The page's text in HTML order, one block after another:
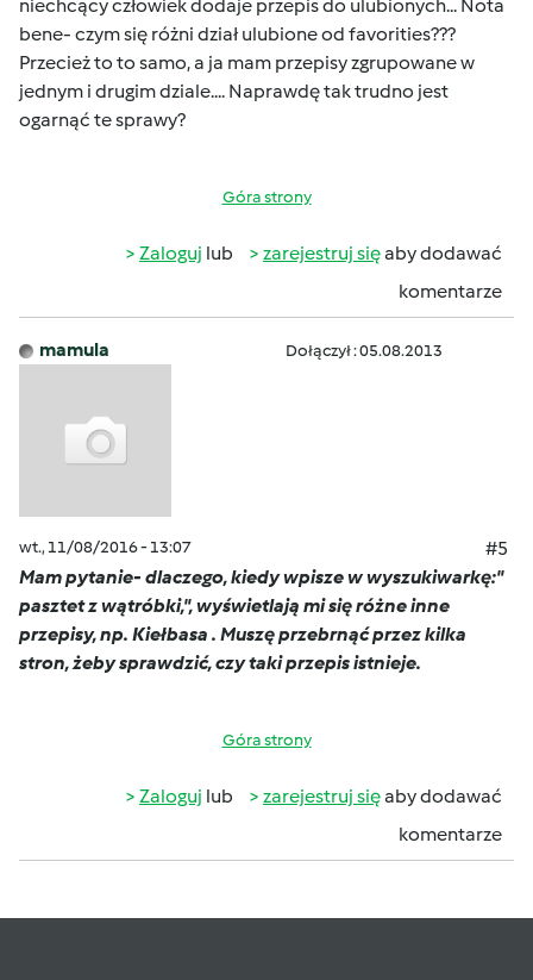
niechcący człowiek dodaje przepis do ulubionych... Nota
bene- czym się różni dział ulubione od favorities???
Przecież to to samo, a ja mam przepisy zgrupowane w
jednym i drugim dziale.... Naprawdę tak trudno jest
ogarnąć te sprawy?
Góra strony
Zaloguj lub zarejestruj sięaby dodawać
komentarze
mamula Dołączył : 05.08.2013
wt., 11/08/2016 - 13:07
#5
Mam pytanie- dlaczego, kiedy wpisze w wyszukiwarkę:"
pasztet z wątróbki,", wyświetlają mi się różne inne
przepisy, np. Kiełbasa . Muszę przebrnąć przez kilka
stron, żeby sprawdzić, czy taki przepis istnieje.
Góra strony
Zaloguj lub zarejestruj sięaby dodawać
komentarze